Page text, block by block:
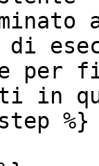
di
per
in